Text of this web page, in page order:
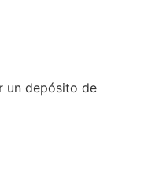
un depósito de